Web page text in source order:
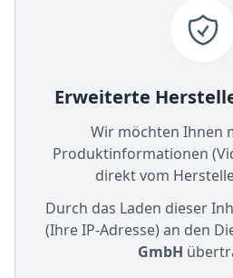
Erweiterte
Wir möchten Ihnen
Produktinformationen
direkt vom
Durch das Laden dieser
(Ihre IP-Adresse) an den
GmbH